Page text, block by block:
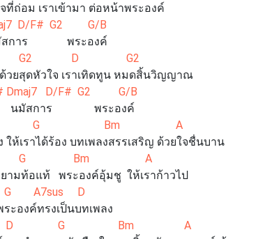
จที่ถ่อม เราเข้ามา ต่อหน้าพระองค์
D/F# G2 G/B
สการ พระองค์
D G2
ยสุดหัวใจ เราเทิดทูน หมดสิ้นวิญญาณ
D/F# G2 G/B
นมัสการ พระองค์
Bm A
ให้เราได้ร้อง บทเพลงสรรเสริญ ด้วยใจชื่นบาน
Bm A
ยามท้อแท้ พระองค์อุ้มชู ให้เราก้าวไป
D
องค์ทรงเป็นบทเพลง
Bm A